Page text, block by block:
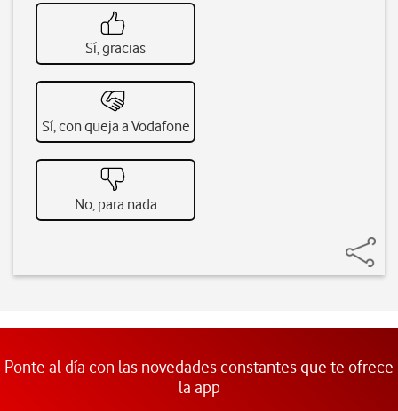
Sí, gracias
Sí, con queja a Vodafone
No, para nada
Ponte al día con las novedades constantes que te ofrece
la app